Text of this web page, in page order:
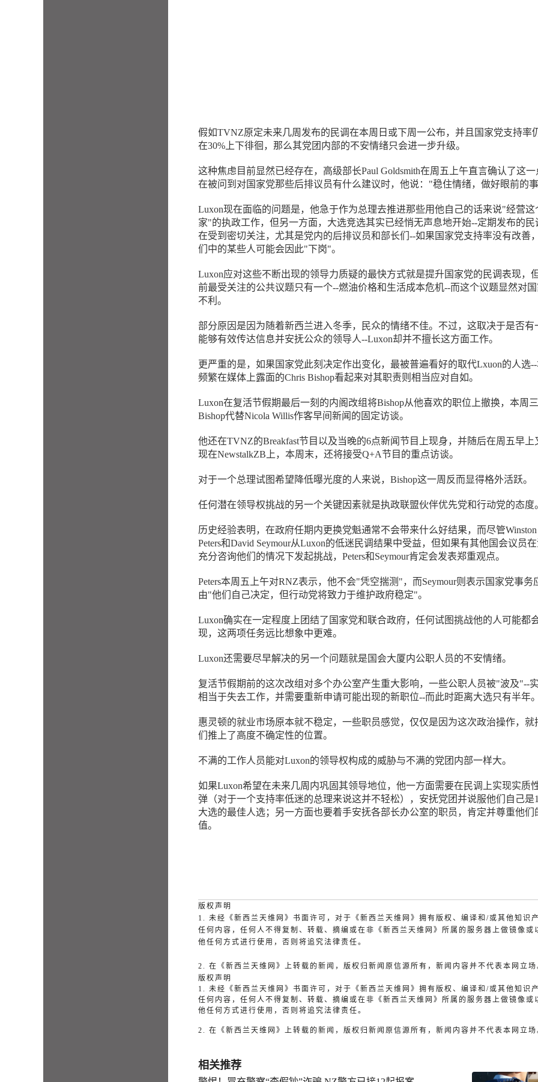
假如TVNZ原定未来几周发布的民调在本周日或下周一公布，并且国家党支持率
在30%上下徘徊，那么其党团内部的不安情绪只会进一步升级。
这种焦虑目前显然已经存在，高级部长Paul Goldsmith在周五上午直言确认了这一
在被问到对国家党那些后排议员有什么建议时，他说："稳住情绪，做好眼前的
Luxon现在面临的问题是，他急于作为总理去推进那些用他自己的话来说"经营这
家"的执政工作，但另一方面，大选竞选其实已经悄无声息地开始--定期发布的民
在受到密切关注，尤其是党内的后排议员和部长们--如果国家党支持率没有改善
们中的某些人可能会因此"下岗"。
Luxon应对这些不断出现的领导力质疑的最快方式就是提升国家党的民调表现，
前最受关注的公共议题只有一个--燃油价格和生活成本危机--而这个议题显然对
不利。
部分原因是因为随着新西兰进入冬季，民众的情绪不佳。不过，这取决于是否有
能够有效传达信息并安抚公众的领导人--Luxon却并不擅长这方面工作。
更严重的是，如果国家党此刻决定作出变化，最被普遍看好的取代Lxuon的人选
频繁在媒体上露面的Chris Bishop看起来对其职责则相当应对自如。
Luxon在复活节假期最后一刻的内阁改组将Bishop从他喜欢的职位上撤换，本周
Bishop代替Nicola Willis作客早间新闻的固定访谈。
他还在TVNZ的Breakfast节目以及当晚的6点新闻节目上现身，并随后在周五早上
现在NewstalkZB上，本周末，还将接受Q+A节目的重点访谈。
对于一个总理试图希望降低曝光度的人来说，Bishop这一周反而显得格外活跃。
任何潜在领导权挑战的另一个关键因素就是执政联盟伙伴优先党和行动党的态度
历史经验表明，在政府任期内更换党魁通常不会带来什么好结果，而尽管Winston
Peters和David Seymour从Luxon的低迷民调结果中受益，但如果有其他国会议员
充分咨询他们的情况下发起挑战，Peters和Seymour肯定会发表郑重观点。
Peters本周五上午对RNZ表示，他不会"凭空揣测"，而Seymour则表示国家党事务
由"他们自己决定，但行动党将致力于维护政府稳定"。
Luxon确实在一定程度上团结了国家党和联合政府，任何试图挑战他的人可能都
现，这两项任务远比想象中更难。
Luxon还需要尽早解决的另一个问题就是国会大厦内公职人员的不安情绪。
复活节假期前的这次改组对多个办公室产生重大影响，一些公职人员被"波及"--
相当于失去工作，并需要重新申请可能出现的新职位--而此时距离大选只有半年
惠灵顿的就业市场原本就不稳定，一些职员感觉，仅仅是因为这次政治操作，就
们推上了高度不确定性的位置。
不满的工作人员能对Luxon的领导权构成的威胁与不满的党团内部一样大。
如果Luxon希望在未来几周内巩固其领导地位，他一方面需要在民调上实现实质
弹（对于一个支持率低迷的总理来说这并不轻松），安抚党团并说服他们自己是
大选的最佳人选；另一方面也要着手安抚各部长办公室的职员，肯定并尊重他们
值。
版权声明
1. 未经《新西兰天维网》书面许可，对于《新西兰天维网》拥有版权、编译和/或其他知识
任何内容，任何人不得复制、转载、摘编或在非《新西兰天维网》所属的服务器上做镜像或
他任何方式进行使用，否则将追究法律责任。
2. 在《新西兰天维网》上转载的新闻，版权归新闻原信源所有，新闻内容并不代表本网立
版权声明
1. 未经《新西兰天维网》书面许可，对于《新西兰天维网》拥有版权、编译和/或其他知识
任何内容，任何人不得复制、转载、摘编或在非《新西兰天维网》所属的服务器上做镜像或
他任何方式进行使用，否则将追究法律责任。
2. 在《新西兰天维网》上转载的新闻，版权归新闻原信源所有，新闻内容并不代表本网立
相关推荐